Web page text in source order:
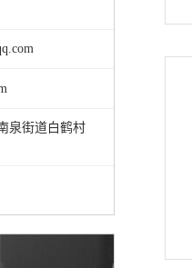
泉街道白鹤村